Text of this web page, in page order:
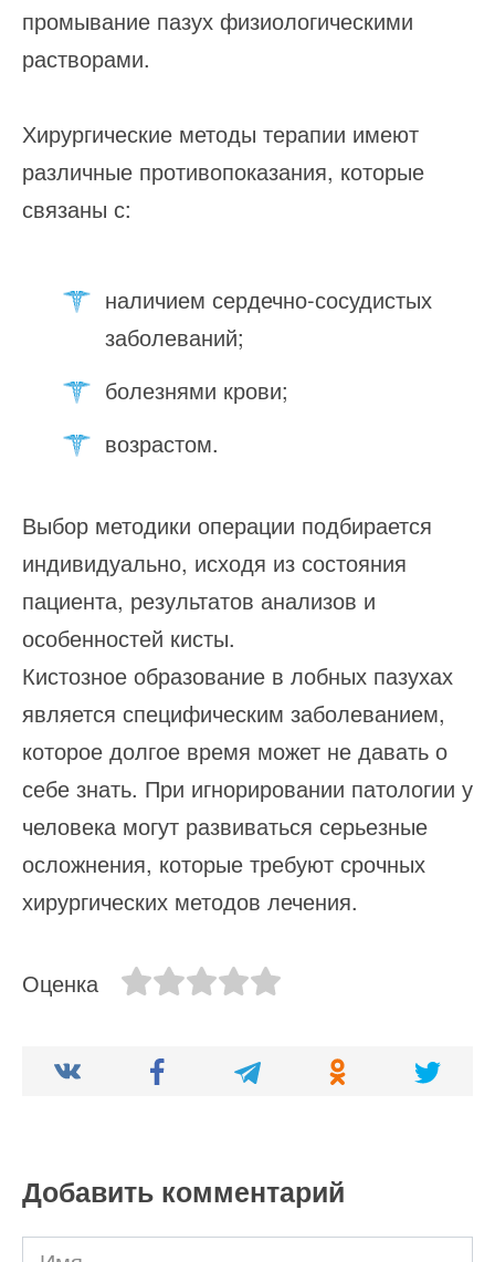
промывание пазух физиологическими
растворами.
Хирургические методы терапии имеют
различные противопоказания, которые
связаны с:
наличием сердечно-сосудистых
заболеваний;
болезнями крови;
возрастом.
Выбор методики операции подбирается
индивидуально, исходя из состояния
пациента, результатов анализов и
особенностей кисты.
Кистозное образование в лобных пазухах
является специфическим заболеванием,
которое долгое время может не давать о
себе знать. При игнорировании патологии у
человека могут развиваться серьезные
осложнения, которые требуют срочных
хирургических методов лечения.
Оценка
Добавить комментарий
Имя